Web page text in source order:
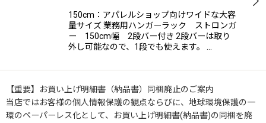
150cm：アパレルショップ向けワイドな大容
量サイズ 業務用ハンガーラック ストロンガ
ー 150cm幅 2段バー付き 2段バーは取り
外し可能なので、1段でも使えます。 …
【重要】お買い上げ明細書（納品書）同梱廃止のご案内
当店ではお客様の個人情報保護の観点ならびに、地球環境保護の一
環のペーパーレス化として、お買い上げ明細書(納品書)の同梱を廃